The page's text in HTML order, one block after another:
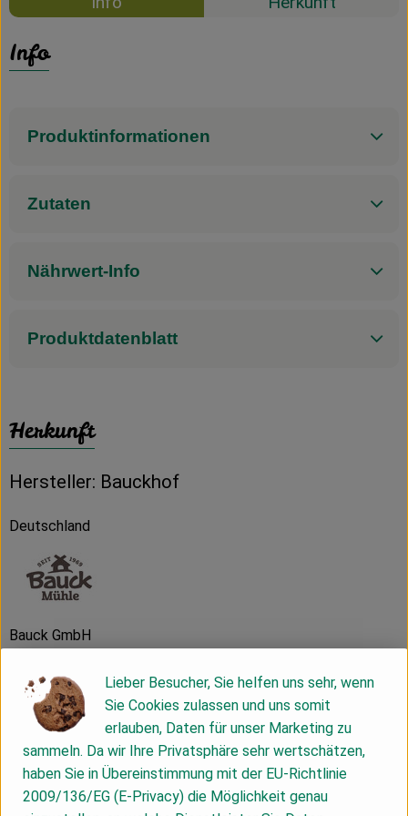
Info
Produktinformationen
Zutaten
Nährwert-Info
Produktdatenblatt
Herkunft
Hersteller: Bauckhof
Deutschland
Bauck GmbH
D 29571 Rosche
Die Bauck GmbH wurde 1969 gegründet, um Bio- und
Demeter-Erzeugnisse der Region zu vermarkten. Noch heute
ist die Förderung der biologisch-dynamischen
Landwirtschaft eines der wichtigsten Ziele des
Naturkostherstellers.
Lieber Besucher, Sie helfen uns sehr, wenn
Sie Cookies zulassen und uns somit
erlauben, Daten für unser Marketing zu
sammeln. Da wir Ihre Privatsphäre sehr wertschätzen,
haben Sie in Übereinstimmung mit der EU-Richtlinie
2009/136/EG (E-Privacy) die Möglichkeit genau